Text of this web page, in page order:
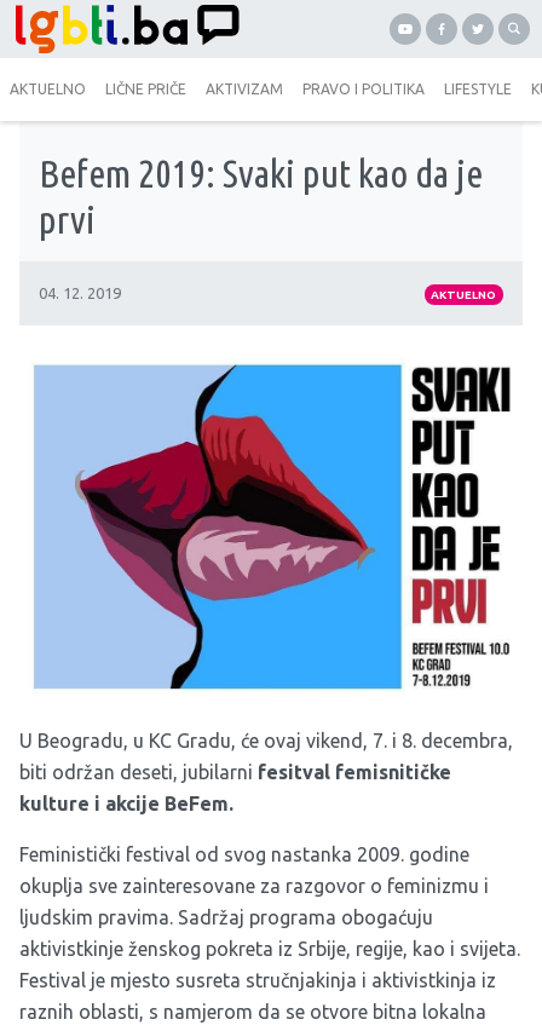
AKTUELNO LIČNE PRIČE AKTIVIZAM PRAVO I POLITIKA LIFESTYLE
Befem 2019: Svaki put kao da je
prvi
04. 12. 2019 AKTUELNO
U Beogradu, u KC Gradu, će ovaj vikend, 7. i 8. decembra,
biti održan deseti, jubilarni fesitval femisnitičke
kulture i akcije BeFem.
Feministički festival od svog nastanka 2009. godine
okuplja sve zainteresovane za razgovor o feminizmu i
ljudskim pravima. Sadržaj programa obogaćuju
aktivistkinje ženskog pokreta iz Srbije, regije, kao i svijeta.
Festival je mjesto susreta stručnjakinja i aktivistkinja iz
raznih oblasti, s namjerom da se otvore bitna lokalna